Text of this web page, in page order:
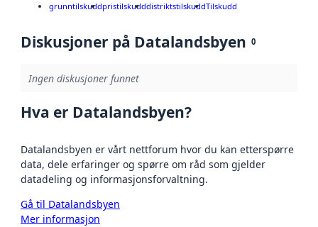
grunntilskuddpristilskudddistriktstilskuddTilskudd
Diskusjoner på Datalandsbyen 0
Ingen diskusjoner funnet
Hva er Datalandsbyen?
Datalandsbyen er vårt nettforum hvor du kan etterspørre
data, dele erfaringer og spørre om råd som gjelder
datadeling og informasjonsforvaltning.
Gå til Datalandsbyen
Mer informasjon